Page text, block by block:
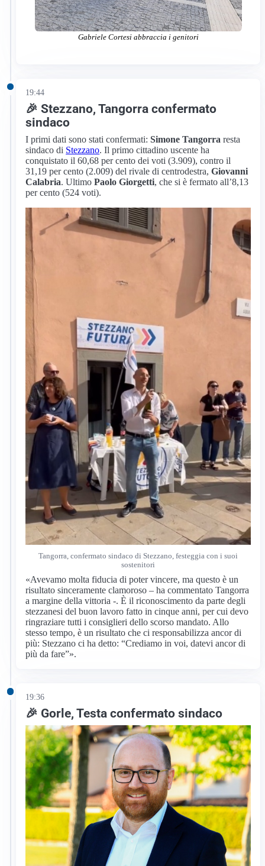
Gabriele Cortesi abbraccia i genitori
19:44
🎉 Stezzano, Tangorra confermato
sindaco
I primi dati sono stati confermati:Simone Tangorra resta
sindaco di Stezzano. Il primo cittadino uscente ha
conquistato il 60,68 per cento dei voti (3.909), contro il
31,19 per cento (2.009) del rivale di centrodestra,Giovanni
Calabria. UltimoPaolo Giorgetti, che si è fermato all’8,13
per cento (524 voti).
Tangorra, confermato sindaco di Stezzano, festeggia con i suoi
sostenitori
«Avevamo molta fiducia di poter vincere, ma questo è un
risultato sinceramente clamoroso – ha commentato Tangorra
a margine della vittoria -. È il riconoscimento da parte degli
stezzanesi del buon lavoro fatto in cinque anni, per cui devo
ringraziare tutti i consiglieri dello scorso mandato. Allo
stesso tempo, è un risultato che ci responsabilizza ancor di
più: Stezzano ci ha detto: “Crediamo in voi, datevi ancor di
più da fare”».
19:36
🎉 Gorle, Testa confermato sindaco